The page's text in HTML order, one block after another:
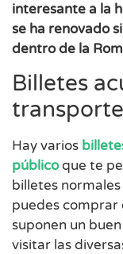
interesante a la
se ha renovado
dentro de la
Billetes
transporte
Hay varios
públicoque te
billetes
puedes comprar
suponen un
visitar las